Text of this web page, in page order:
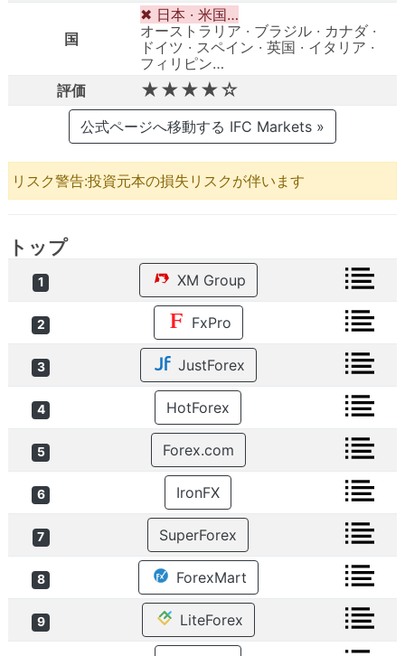
国
✖ 日本 · 米国…
オーストラリア · ブラジル · カナダ ·
ドイツ · スペイン · 英国 · イタリア ·
フィリピン…
評価
★★★★☆
公式ページへ移動する IFC Markets »
リスク警告:投資元本の損失リスクが伴います
トップ
1 XM Group
2 FxPro
3 JustForex
4 HotForex
5 Forex.com
6 IronFX
7 SuperForex
8 ForexMart
9 LiteForex